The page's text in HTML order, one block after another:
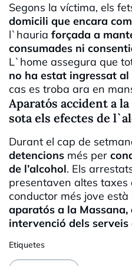
Segons la víctima, els
domicili que encara
l`hauria forçada a
consumades ni
L`home assegura que
no ha estat ingressat
cas es troba ara en
Aparatós accident a
sota els efectes de
Durant el cap de
detencions més per
de l’alcohol. Els
presentaven altes taxes
conductor més jove
aparatós a la
intervenció dels serveis
Etiquetes